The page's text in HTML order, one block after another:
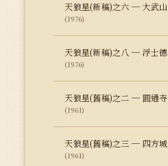
天狼星(新稿)之六 ─ 大武山
(1976)
天狼星(新稿)之八 ─ 浮士德
(1976)
天狼星(舊稿)之二 ─ 圓通寺
(1961)
天狼星(舊稿)之三 ─ 四方城
(1961)